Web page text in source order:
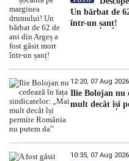
Un bărbat de
într-un șanț!
12:20, 07 Aug 2026
Ilie Bolojan nu
mult decât își
10:35, 07 Aug 2026